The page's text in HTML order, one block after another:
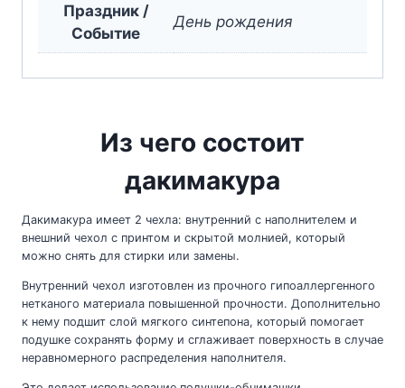
Праздник /
Событие
День рождения
Из чего состоит
дакимакура
Дакимакура имеет 2 чехла: внутренний с наполнителем и
внешний чехол с принтом и скрытой молнией, который
можно снять для стирки или замены.
Внутренний чехол изготовлен из прочного гипоаллергенного
нетканого материала повышенной прочности. Дополнительно
к нему подшит слой мягкого синтепона, который помогает
подушке сохранять форму и сглаживает поверхность в случае
неравномерного распределения наполнителя.